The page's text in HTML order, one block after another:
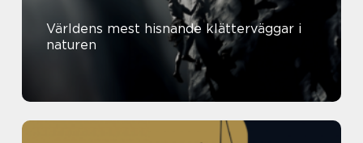
Världens mest hisnande klätterväggar i
naturen